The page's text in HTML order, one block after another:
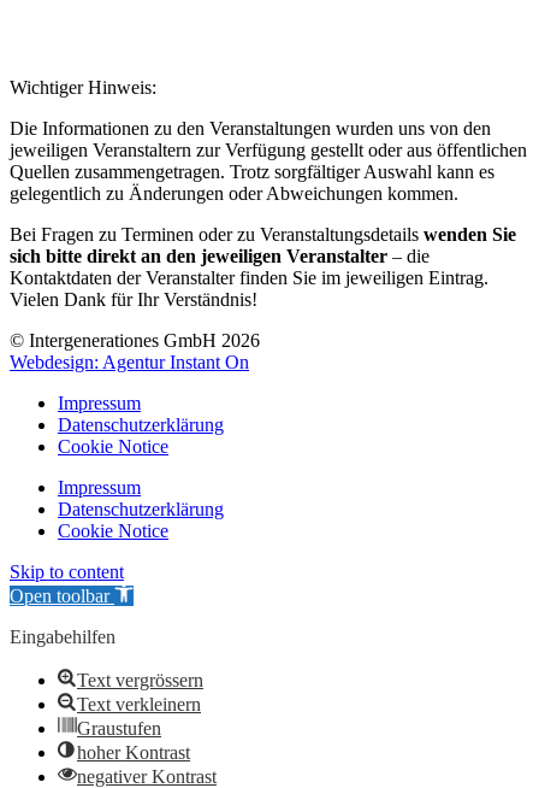
Wichtiger Hinweis:
Die Informationen zu den Veranstaltungen wurden uns von den
jeweiligen Veranstaltern zur Verfügung gestellt oder aus öffentlichen
Quellen zusammengetragen. Trotz sorgfältiger Auswahl kann es
gelegentlich zu Änderungen oder Abweichungen kommen.
Bei Fragen zu Terminen oder zu Veranstaltungsdetails wenden Sie
sich bitte direkt an den jeweiligen Veranstalter – die
Kontaktdaten der Veranstalter finden Sie im jeweiligen Eintrag.
Vielen Dank für Ihr Verständnis!
© Intergenerationes GmbH 2026
Webdesign: Agentur Instant On
Impressum
Datenschutzerklärung
Cookie Notice
Impressum
Datenschutzerklärung
Cookie Notice
Skip to content
Open toolbar
Eingabehilfen
Text vergrössern
Text verkleinern
Graustufen
hoher Kontrast
negativer Kontrast